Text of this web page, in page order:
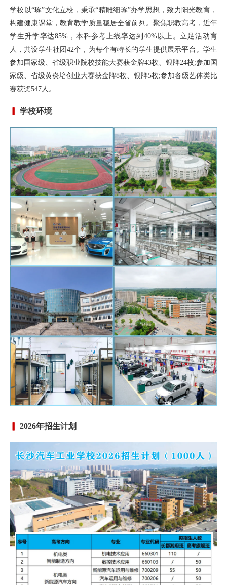
学校以“琢”文化立校，秉承“精雕细琢”办学思想，致力阳光教育，
构建健康课堂，教育教学质量稳居全省前列。聚焦职教高考，近年
学生升学率达85%，本科参考上线率达到40%以上。立足活动育
人，共设学生社团42个，为每个有特长的学生提供展示平台。学生
参加国家级、省级职业院校技能大赛获金牌43枚、银牌24枚;参加国
家级、省级黄炎培创业大赛获金牌8枚、银牌5枚;参加各级艺体类比
赛获奖547人。
学校环境
2026年招生计划